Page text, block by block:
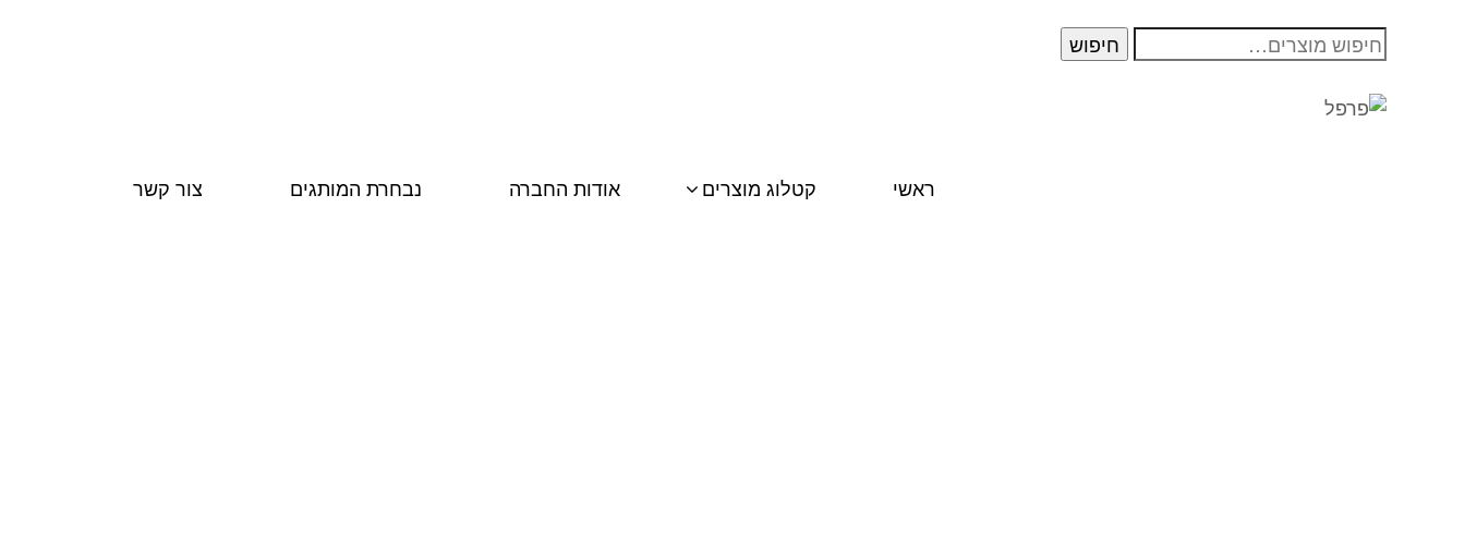
חיפוש
עבור:
חיפוש
ראשי קטלוג מוצרים אודות החברה נבחרת המותגים צור קשר